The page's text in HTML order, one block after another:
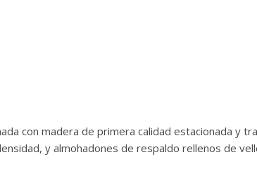
con madera de primera calidad estacionada y
y almohadones de respaldo rellenos de